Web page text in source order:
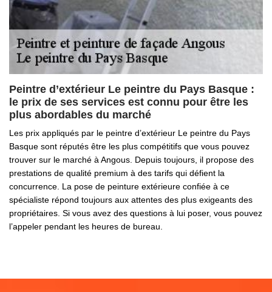
Peintre d’extérieur Le peintre du Pays Basque :
le prix de ses services est connu pour être les
plus abordables du marché
Les prix appliqués par le peintre d’extérieur Le peintre du Pays
Basque sont réputés être les plus compétitifs que vous pouvez
trouver sur le marché à Angous. Depuis toujours, il propose des
prestations de qualité premium à des tarifs qui défient la
concurrence. La pose de peinture extérieure confiée à ce
spécialiste répond toujours aux attentes des plus exigeants des
propriétaires. Si vous avez des questions à lui poser, vous pouvez
l’appeler pendant les heures de bureau.